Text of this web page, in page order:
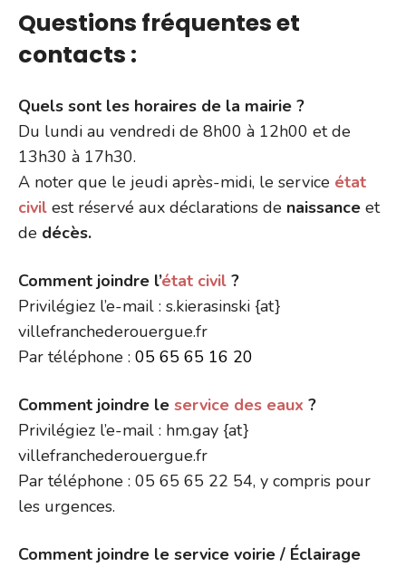
Questions fréquentes et
contacts :
Quels sont les horaires de la mairie ?
Du lundi au vendredi de 8h00 à 12h00 et de
13h30 à 17h30.
A noter que le jeudi après-midi, le service état
civil est réservé aux déclarations de naissance et
de décès.
Comment joindre l’état civil ?
Privilégiez l’e-mail : s.kierasinski {at}
villefranchederouergue.fr
Par téléphone : 05 65 65 16 20
Comment joindre le service des eaux ?
Privilégiez l’e-mail : hm.gay {at}
villefranchederouergue.fr
Par téléphone : 05 65 65 22 54, y compris pour
les urgences.
Comment joindre le service voirie / Éclairage